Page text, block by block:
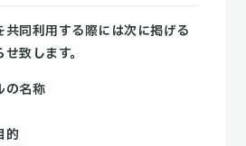
共同利用する際には次に掲げる
致します。
の名称
的